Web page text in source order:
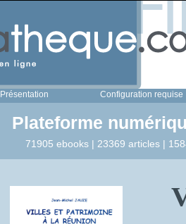
Présentation Configuration requise
Plateforme
71905 ebooks | 23369 articles |